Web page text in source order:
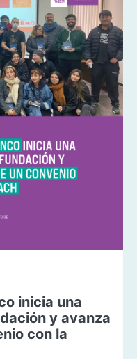
inicia una
y avanza
con la